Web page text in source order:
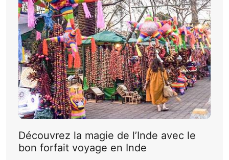
Découvrez la magie de l’Inde avec le
bon forfait voyage en Inde